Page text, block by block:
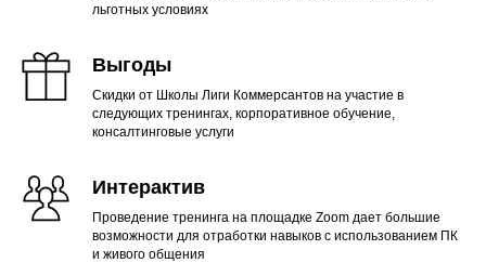
льготных условиях
Выгоды
Скидки от Школы Лиги Коммерсантов на участие в
следующих тренингах, корпоративное обучение,
консалтинговые услуги
Интерактив
Проведение тренинга на площадке Zoom дает большие
возможности для отработки навыков с использованием ПК
и живого общения